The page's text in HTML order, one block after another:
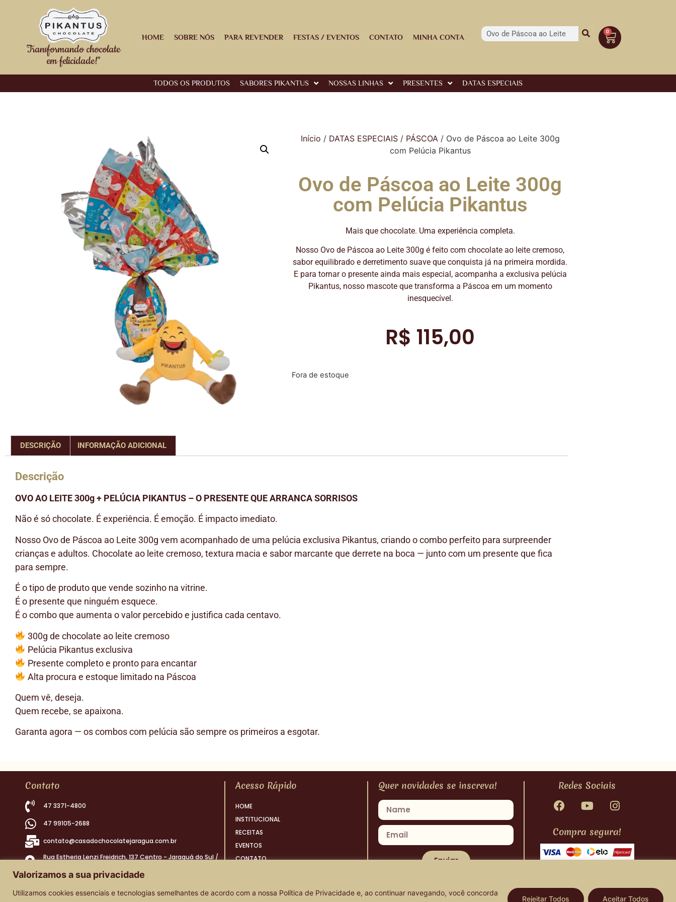
Valorizamos a sua privacidade
Utilizamos cookies essenciais e tecnologias semelhantes de acordo com a nossa Política de Privacidade e, ao continuar navegando, você concorda
Rejeitar Todos Aceitar Todos
Transformando chocolate
em felicidade!"
HOME SOBRE NÓS PARA REVENDER FESTAS / EVENTOS CONTATO MINHA CONTA
0
TODOS OS PRODUTOS SABORES PIKANTUS NOSSAS LINHAS PRESENTES DATAS ESPECIAIS
Início / DATAS ESPECIAIS/ PÁSCOA/ Ovo de Páscoa ao Leite 300g
com Pelúcia Pikantus
Ovo de Páscoa ao Leite 300g
com Pelúcia Pikantus
Mais que chocolate. Uma experiência completa.
Nosso Ovo de Páscoa ao Leite 300g é feito com chocolate ao leite cremoso,
sabor equilibrado e derretimento suave que conquista já na primeira mordida.
E para tornar o presente ainda mais especial, acompanha a exclusiva pelúcia
Pikantus, nosso mascote que transforma a Páscoa em um momento
inesquecível.
R$ 115,00
Fora de estoque
DESCRIÇÃO INFORMAÇÃO ADICIONAL
Descrição
OVO AO LEITE 300g + PELÚCIA PIKANTUS – O PRESENTE QUE ARRANCA SORRISOS
Não é só chocolate. É experiência. É emoção. É impacto imediato.
Nosso Ovo de Páscoa ao Leite 300g vem acompanhado de uma pelúcia exclusiva Pikantus, criando o combo perfeito para surpreender
crianças e adultos. Chocolate ao leite cremoso, textura macia e sabor marcante que derrete na boca — junto com um presente que fica
para sempre.
É o tipo de produto que vende sozinho na vitrine.
É o presente que ninguém esquece.
É o combo que aumenta o valor percebido e justifica cada centavo.
300g de chocolate ao leite cremoso
Pelúcia Pikantus exclusiva
Presente completo e pronto para encantar
Alta procura e estoque limitado na Páscoa
Quem vê, deseja.
Quem recebe, se apaixona.
Garanta agora — os combos com pelúcia são sempre os primeiros a esgotar.
Contato
47 3371-4800
47 99105-2688
contato@casadochocolatejaragua.com.br
Rua Estheria Lenzi Freidrich, 137 Centro - Jaraguá do Sul /
Acesso Rápido
HOME
INSTITUCIONAL
RECEITAS
EVENTOS
CONTATO
Quer novidades se inscreva!
Enviar
Redes Sociais
Compra segura!